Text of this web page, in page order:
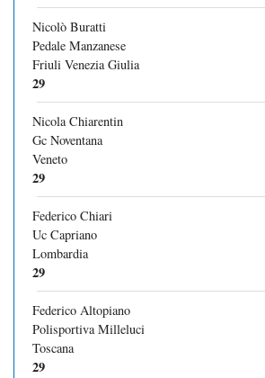
Nicolò Buratti
Pedale Manzanese
Friuli Venezia Giulia
29
Nicola Chiarentin
Gc Noventana
Veneto
29
Federico Chiari
Uc Capriano
Lombardia
29
Federico Altopiano
Polisportiva Milleluci
Toscana
29